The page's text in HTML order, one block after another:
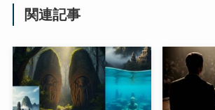
関連記事